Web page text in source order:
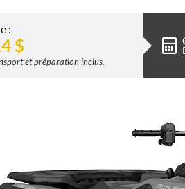
:
$
et préparation inclus.